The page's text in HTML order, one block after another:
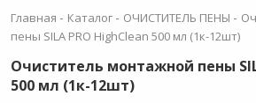
Главная - Каталог - ОЧИСТИТЕЛЬ ПЕНЫ -
пены SILA PRO HighClean 500 мл (1к-12шт)
Очиститель монтажной пены
500 мл (1к-12шт)